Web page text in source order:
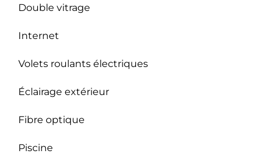
Double vitrage
Internet
Volets roulants électriques
Éclairage extérieur
Fibre optique
Piscine